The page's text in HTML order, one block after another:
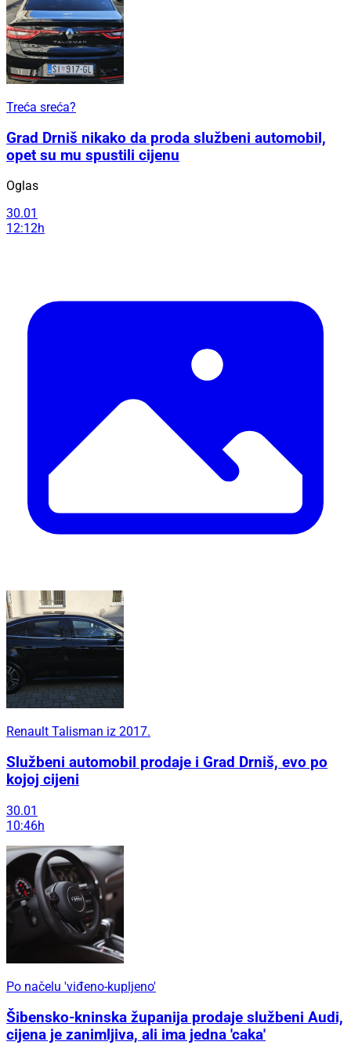
Treća sreća?
Grad Drniš nikako da proda službeni automobil,
opet su mu spustili cijenu
Oglas
30.01
12:12h
Renault Talisman iz 2017.
Službeni automobil prodaje i Grad Drniš, evo po
kojoj cijeni
30.01
10:46h
Po načelu 'viđeno-kupljeno'
Šibensko-kninska županija prodaje službeni Audi,
cijena je zanimljiva, ali ima jedna 'caka'